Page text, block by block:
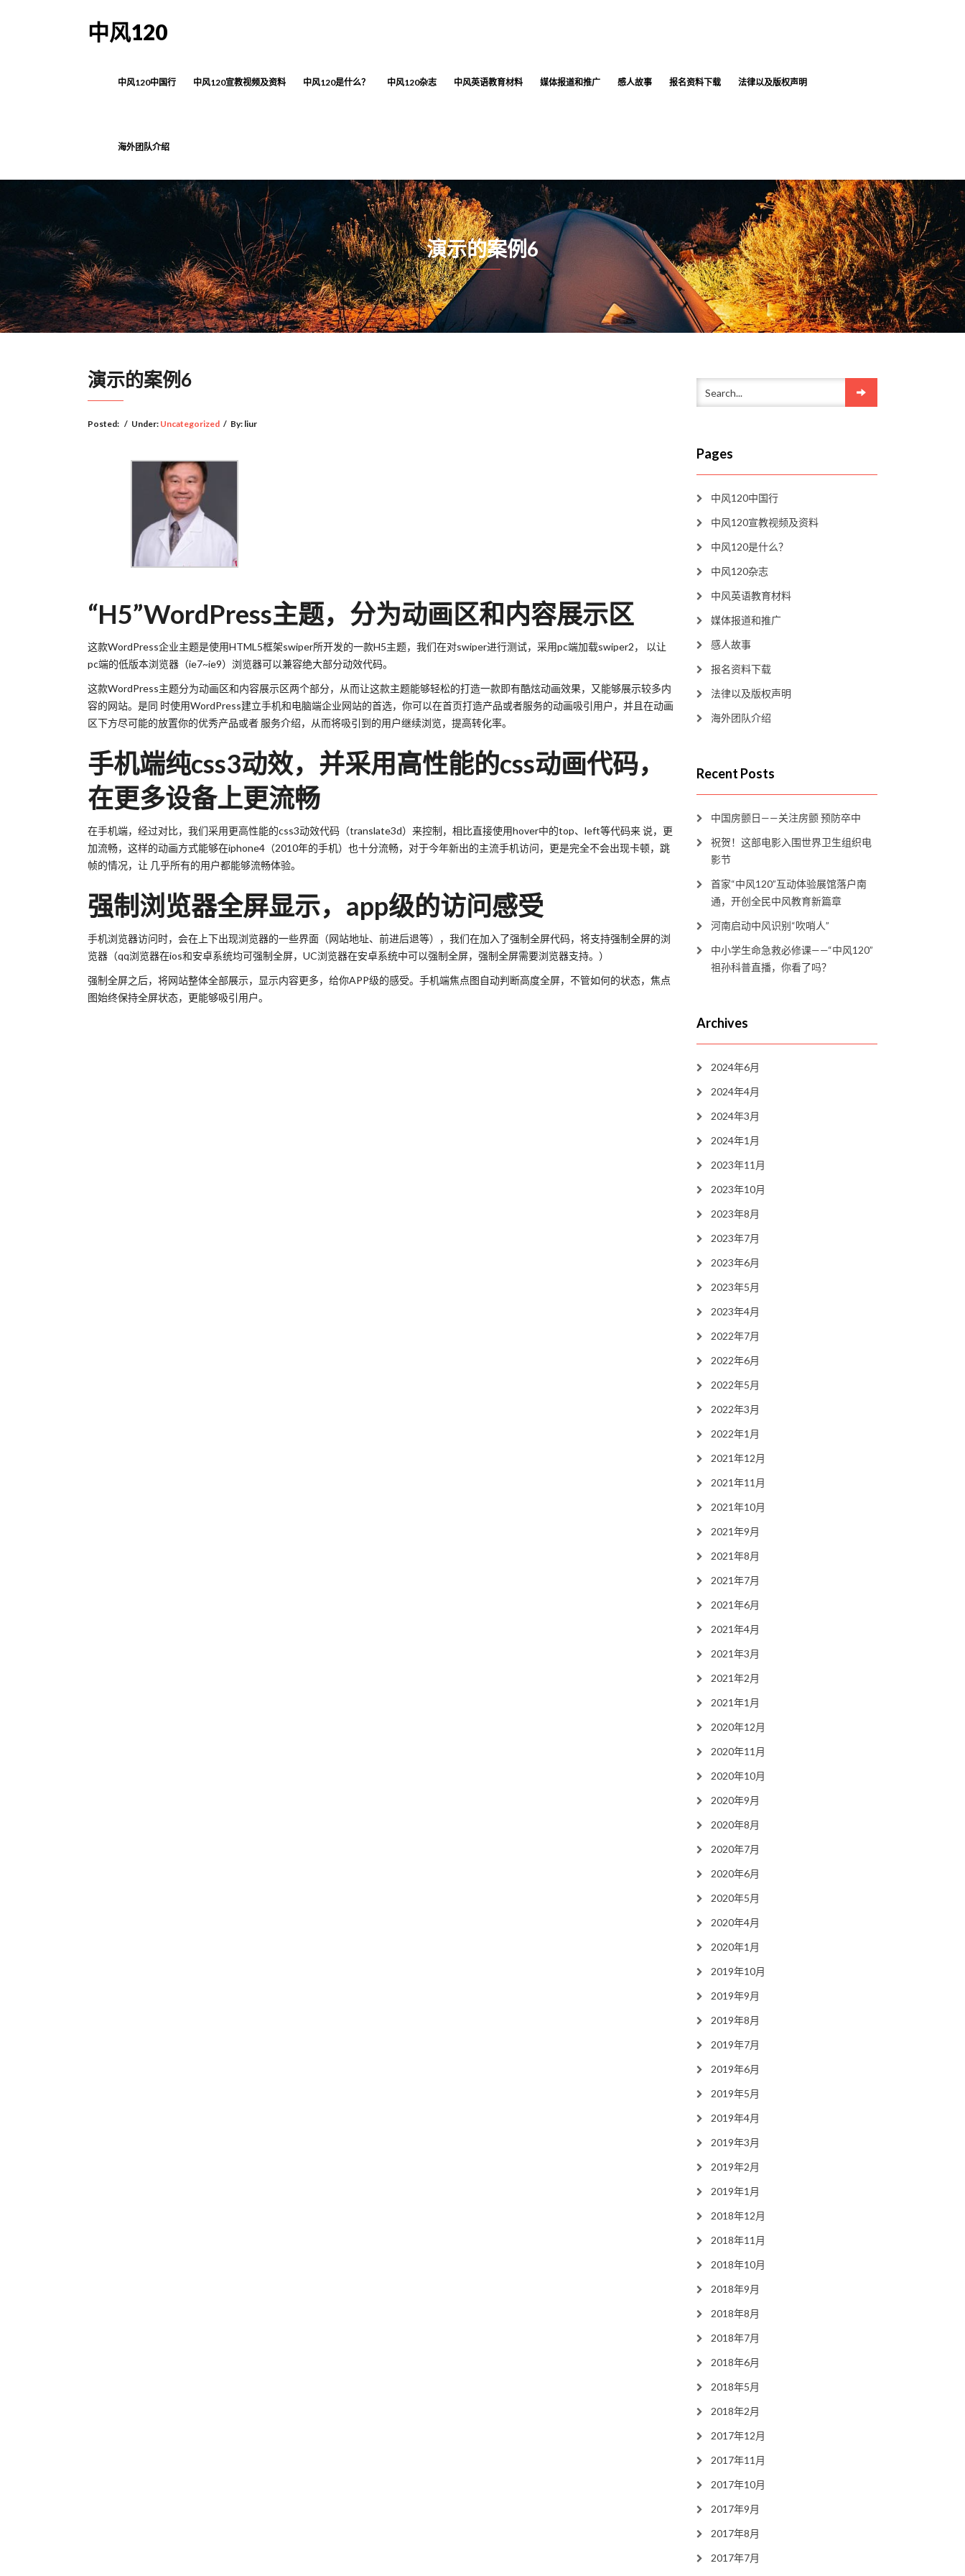
中风120
中风120中国行 中风120宣教视频及资料 中风120是什么？ 中风120杂志 中风英语教育材料 媒体报道和推广 感人故事 报名资料下载 法律以及版权声明
海外团队介绍
演示的案例6
演示的案例6
Posted: / Under: Uncategorized / By: liur
“H5”WordPress主题，分为动画区和内容展示区
这款WordPress企业主题是使用HTML5框架swiper所开发的一款H5主题，我们在对swiper进行测试，采用pc端加载swiper2， 以让
pc端的低版本浏览器（ie7~ie9）浏览器可以兼容绝大部分动效代码。
这款WordPress主题分为动画区和内容展示区两个部分，从而让这款主题能够轻松的打造一款即有酷炫动画效果，又能够展示较多内
容的网站。是同 时使用WordPress建立手机和电脑端企业网站的首选，你可以在首页打造产品或者服务的动画吸引用户，并且在动画
区下方尽可能的放置你的优秀产品或者 服务介绍，从而将吸引到的用户继续浏览，提高转化率。
手机端纯css3动效，并采用高性能的css动画代码，
在更多设备上更流畅
在手机端，经过对比，我们采用更高性能的css3动效代码（translate3d）来控制，相比直接使用hover中的top、left等代码来 说，更
加流畅，这样的动画方式能够在iphone4（2010年的手机）也十分流畅，对于今年新出的主流手机访问，更是完全不会出现卡顿，跳
帧的情况，让 几乎所有的用户都能够流畅体验。
强制浏览器全屏显示，app级的访问感受
手机浏览器访问时，会在上下出现浏览器的一些界面（网站地址、前进后退等），我们在加入了强制全屏代码，将支持强制全屏的浏
览器（qq浏览器在ios和安卓系统均可强制全屏，UC浏览器在安卓系统中可以强制全屏，强制全屏需要浏览器支持。）
强制全屏之后，将网站整体全部展示，显示内容更多，给你APP级的感受。手机端焦点图自动判断高度全屏，不管如何的状态，焦点
图始终保持全屏状态，更能够吸引用户。
Pages
中风120中国行
中风120宣教视频及资料
中风120是什么？
中风120杂志
中风英语教育材料
媒体报道和推广
感人故事
报名资料下载
法律以及版权声明
海外团队介绍
Recent Posts
中国房颤日——关注房颤 预防卒中
祝贺！这部电影入围世界卫生组织电
影节
首家“中风120”互动体验展馆落户南
通，开创全民中风教育新篇章
河南启动中风识别“吹哨人”
中小学生命急救必修课——“中风120”
祖孙科普直播，你看了吗？
Archives
2024年6月
2024年4月
2024年3月
2024年1月
2023年11月
2023年10月
2023年8月
2023年7月
2023年6月
2023年5月
2023年4月
2022年7月
2022年6月
2022年5月
2022年3月
2022年1月
2021年12月
2021年11月
2021年10月
2021年9月
2021年8月
2021年7月
2021年6月
2021年4月
2021年3月
2021年2月
2021年1月
2020年12月
2020年11月
2020年10月
2020年9月
2020年8月
2020年7月
2020年6月
2020年5月
2020年4月
2020年1月
2019年10月
2019年9月
2019年8月
2019年7月
2019年6月
2019年5月
2019年4月
2019年3月
2019年2月
2019年1月
2018年12月
2018年11月
2018年10月
2018年9月
2018年8月
2018年7月
2018年6月
2018年5月
2018年2月
2017年12月
2017年11月
2017年10月
2017年9月
2017年8月
2017年7月